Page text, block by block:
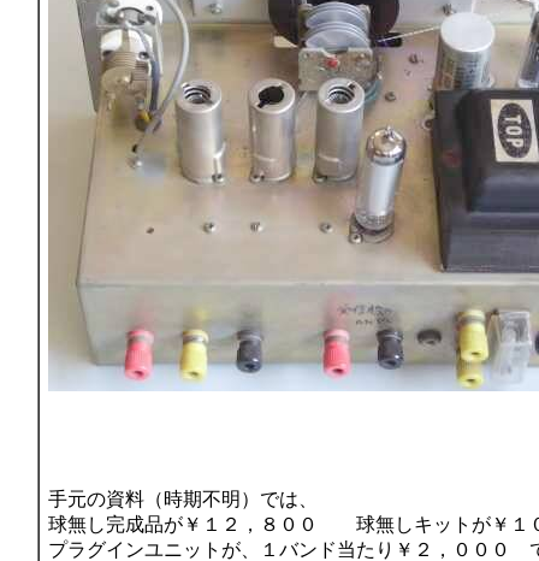
手元の資料（時期不明）では、
球無し完成品が￥１２，８００ 球無しキットが￥
プラグインユニットが、１バンド当たり￥２，０００